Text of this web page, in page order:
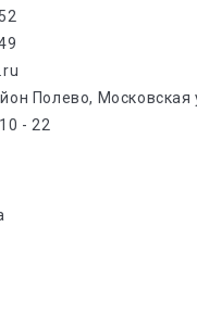
Полево, Московская
- 22